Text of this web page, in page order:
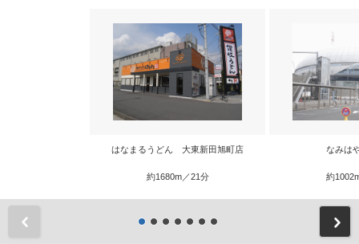
はなまるうどん 大東新田旭町店
約1680m／21分
なみは
約